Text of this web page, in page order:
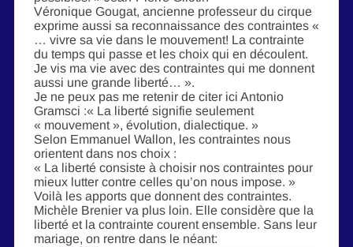
Véronique Gougat, ancienne professeur du cirque
exprime aussi sa reconnaissance des contraintes «
… vivre sa vie dans le mouvement! La contrainte
du temps qui passe et les choix qui en découlent.
Je vis ma vie avec des contraintes qui me donnent
aussi une grande liberté… ».
Je ne peux pas me retenir de citer ici Antonio
Gramsci :« La liberté signifie seulement
« mouvement », évolution, dialectique. »
Selon Emmanuel Wallon, les contraintes nous
orientent dans nos choix :
« La liberté consiste à choisir nos contraintes pour
mieux lutter contre celles qu’on nous impose. »
Voilà les apports que donnent des contraintes.
Michèle Brenier va plus loin. Elle considère que la
liberté et la contrainte courent ensemble. Sans leur
mariage, on rentre dans le néant: